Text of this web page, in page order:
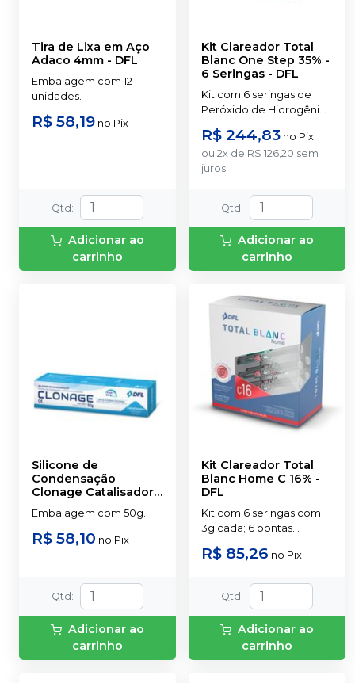
Tira de Lixa em Aço
Adaco 4mm - DFL
Embalagem com 12
unidades.
R$ 58,19 no Pix
Qtd:
Adicionar ao
carrinho
Kit Clareador Total
Blanc One Step 35% -
6 Seringas - DFL
Kit com 6 seringas de
Peróxido de Hidrogênio
Espessante; 1 seringa de
Total Blanc Protetor
Gengival; 1 frasco de Total
pontas aplicadoras
transparentes (para o gel
clareador); 6 conectores;
1 ponta aplicadora preta
(para o protetor
R$ 244,83 no Pix
ou 2x de R$ 126,20 sem
juros
Qtd:
Adicionar ao
carrinho
Silicone de
Condensação
Clonage Catalisador-
DFL
Embalagem com 50g.
R$ 58,10 no Pix
Qtd :
Adicionar ao
carrinho
Kit Clareador Total
Blanc Home C 16% -
DFL
Kit com 6 seringas com
3g cada; 6 pontas
aplicadoras
transparentes; 2 placas
moldeiras; 1 porta-
moldeira; 1 manual do
paciente
R$ 85,26 no Pix
Qtd :
Adicionar ao
carrinho